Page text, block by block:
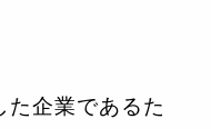
た企業であるた